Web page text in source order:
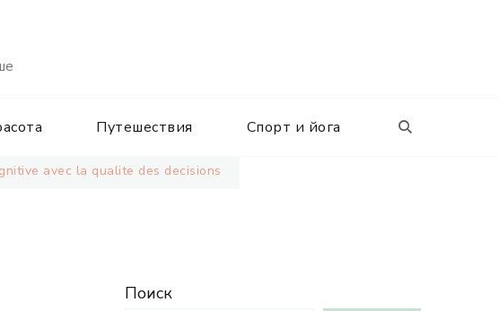
Путешествия Спорт и йога
avec la qualite des decisions
Поиск